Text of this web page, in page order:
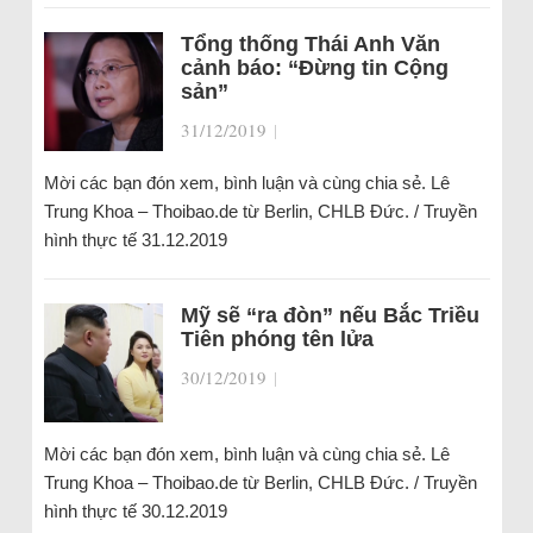
Tổng thống Thái Anh Văn
cảnh báo: “Đừng tin Cộng
sản”
31/12/2019 |
Mời các bạn đón xem, bình luận và cùng chia sẻ. Lê
Trung Khoa – Thoibao.de từ Berlin, CHLB Đức. / Truyền
hình thực tế 31.12.2019
Mỹ sẽ “ra đòn” nếu Bắc Triều
Tiên phóng tên lửa
30/12/2019 |
Mời các bạn đón xem, bình luận và cùng chia sẻ. Lê
Trung Khoa – Thoibao.de từ Berlin, CHLB Đức. / Truyền
hình thực tế 30.12.2019